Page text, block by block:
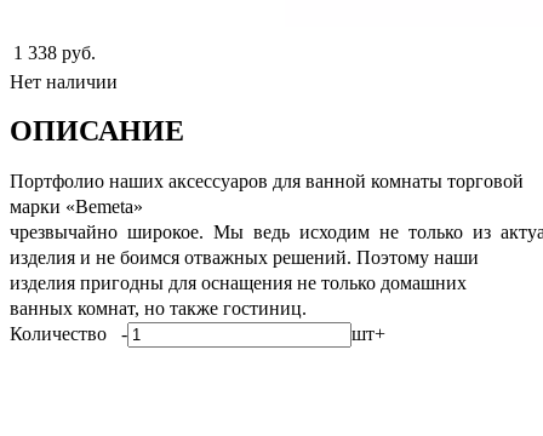
1 338 руб.
Нет наличии
ОПИСАНИЕ
Портфолио наших аксессуаров для ванной комнаты торговой
марки «Bemeta»
чрезвычайно широкое. Мы ведь исходим не только из
изделия и не боимся отважных решений. Поэтому наши
изделия пригодны для оснащения не только домашних
ванных комнат, но также гостиниц.
Количество - шт+